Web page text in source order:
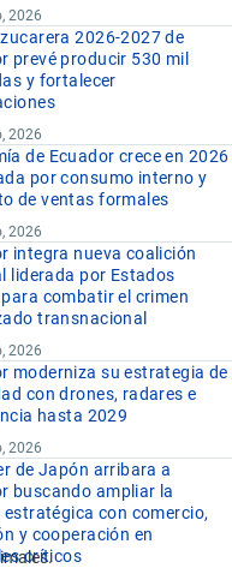
2026
2026-2027 de
prevé producir 530 mil
y fortalecer
2026
de Ecuador crece en 2026
por consumo interno y
de ventas formales
2026
integra nueva coalición
liderada por Estados
para combatir el crimen
transnacional
2026
moderniza su estrategia de
con drones, radares e
hasta 2029
2026
de Japón arribara a
buscando ampliar la
estratégica con comercio,
y cooperación en
críticos